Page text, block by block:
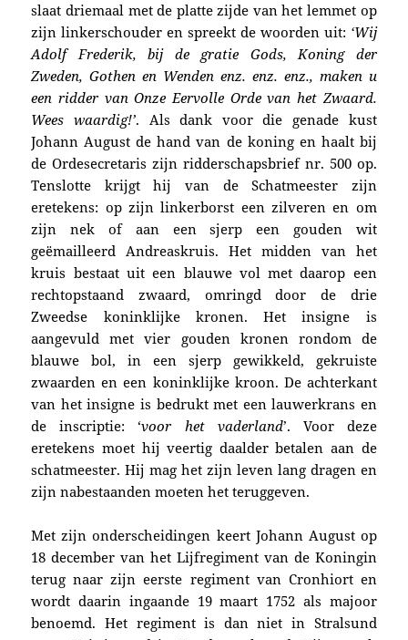
slaat driemaal met de platte zijde van het lemmet op
zijn linkerschouder en spreekt de woorden uit: ‘Wij
Adolf Frederik, bij de gratie Gods, Koning der
Zweden, Gothen en Wenden enz. enz. enz., maken u
een ridder van Onze Eervolle Orde van het Zwaard.
Wees waardig!’. Als dank voor die genade kust
Johann August de hand van de koning en haalt bij
de Ordesecretaris zijn ridderschapsbrief nr. 500 op.
Tenslotte krijgt hij van de Schatmeester zijn
eretekens: op zijn linkerborst een zilveren en om
zijn nek of aan een sjerp een gouden wit
geëmailleerd Andreaskruis. Het midden van het
kruis bestaat uit een blauwe vol met daarop een
rechtopstaand zwaard, omringd door de drie
Zweedse koninklijke kronen. Het insigne is
aangevuld met vier gouden kronen rondom de
blauwe bol, in een sjerp gewikkeld, gekruiste
zwaarden en een koninklijke kroon. De achterkant
van het insigne is bedrukt met een lauwerkrans en
de inscriptie: ‘voor het vaderland’. Voor deze
eretekens moet hij veertig daalder betalen aan de
schatmeester. Hij mag het zijn leven lang dragen en
zijn nabestaanden moeten het teruggeven.
Met zijn onderscheidingen keert Johann August op
18 december van het Lijfregiment van de Koningin
terug naar zijn eerste regiment van Cronhiort en
wordt daarin ingaande 19 maart 1752 als majoor
benoemd. Het regiment is dan niet in Stralsund